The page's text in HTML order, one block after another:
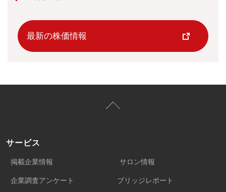
最新の株価情報
サービス
掲載企業情報 サロン情報
企業調査アンケート ブリッジレポート